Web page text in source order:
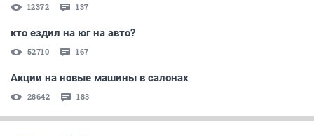
12372 137
кто ездил на юг на авто?
52710 167
Акции на новые машины в салонах
28642 183